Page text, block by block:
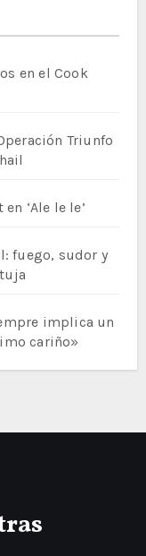
en el Cook
Triunfo
‘Ale le le’
fuego, sudor y
implica un
cariño»